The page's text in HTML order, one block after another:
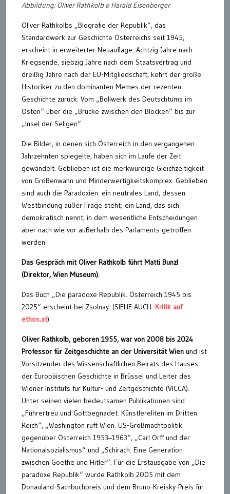
Abbildung: Oliver Rathkolb © Harald Eisenberger
Oliver Rathkolbs „Biografie der Republik“, das
Standardwerk zur Geschichte Österreichs seit 1945,
erscheint in erweiterter Neuauflage. Achtzig Jahre nach
Kriegsende, siebzig Jahre nach dem Staatsvertrag und
dreißig Jahre nach der EU-Mitgliedschaft, kehrt der große
Historiker zu den dominanten Memes der rezenten
Geschichte zurück: Vom „Bollwerk des Deutschtums im
Osten“ über die „Brücke zwischen den Blöcken“ bis zur
„Insel der Seligen“.
Die Bilder, in denen sich Österreich in den vergangenen
Jahrzehnten spiegelte, haben sich im Laufe der Zeit
gewandelt. Geblieben ist die merkwürdige Gleichzeitigkeit
von Größenwahn und Minderwertigkeitskomplex. Geblieben
sind auch die Paradoxien: ein neutrales Land, dessen
Westbindung außer Frage steht; ein Land, das sich
demokratisch nennt, in dem wesentliche Entscheidungen
aber nach wie vor außerhalb des Parlaments getroffen
werden.
Das Gespräch mit Oliver Rathkolb führt Matti Bunzl
(Direktor, Wien Museum).
Das Buch „Die paradoxe Republik. Österreich 1945 bis
2025“ erscheint bei Zsolnay. (SIEHE AUCH: Kritik auf
ethos.at)
Oliver Rathkolb, geboren 1955, war von 2008 bis 2024
Professor für Zeitgeschichte an der Universität Wien und ist
Vorsitzender des Wissenschaftlichen Beirats des Hauses
der Europäischen Geschichte in Brüssel und Leiter des
Wiener Instituts für Kultur- und Zeitgeschichte (VICCA).
Unter seinen vielen bedeutsamen Publikationen sind
„Führertreu und Gottbegnadet. Künstlereliten im Dritten
Reich“, „Washington ruft Wien. US-Großmachtpolitik
gegenüber Österreich 1953–1963“, „Carl Orff und der
Nationalsozialismus“ und „Schirach. Eine Generation
zwischen Goethe und Hitler“. Für die Erstausgabe von „Die
paradoxe Republik“ wurde Rathkolb 2005 mit dem
Donauland-Sachbuchpreis und dem Bruno-Kreisky-Preis für